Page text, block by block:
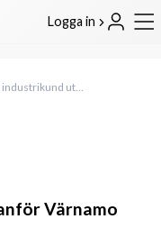
Logga in
Elmontör till industrikund utanför Värnamo
Värnamo